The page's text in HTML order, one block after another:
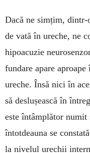
Dacă ne simțim, dintr-
de vată în ureche, ne
hipoacuzie
fun­dare apare
ureche. Însă nici în
să deslușească în
este întâmplător
întotdeauna se
la nivelul urechii